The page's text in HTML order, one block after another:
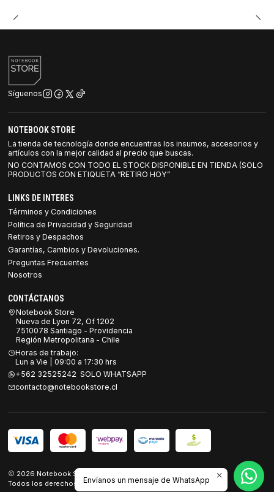
Síguenos
NOTEBOOK STORE
La tienda de tecnología donde encuentras los insumos, accesorios y
artículos con la mejor calidad al precio que buscas.
NO CONTAMOS CON TODO EL STOCK DISPONIBLE EN TIENDA (SOLO
PRODUCTOS CON ETIQUETA “RETIRO HOY”
LINKS DE INTERES
Términos y Condiciones
Política de Privacidad y Seguridad
Retiros y Despachos
Garantías, Cambios y Devoluciones.
Preguntas Frecuentes
Nosotros
CONTÁCTANOS
Notebook Store
Nueva de Lyon 72, Of 1202
7510078 Santiago - Providencia
Región Metropolitana - Chile
Horas de trabajo:
Lun a Vie | 09:00 a 17:30 hrs
+562 32525242 SOLO WHATSAPP
contacto@notebookstore.cl
2026 Notebook Store.
Todos los derechos reservados.Desarrollado por Jumpseller
Envíanos un mensaje de WhatsApp